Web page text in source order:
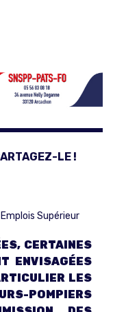
LE !
Supérieur
CERTAINES
ENVISAGÉES
LES
POMPIERS